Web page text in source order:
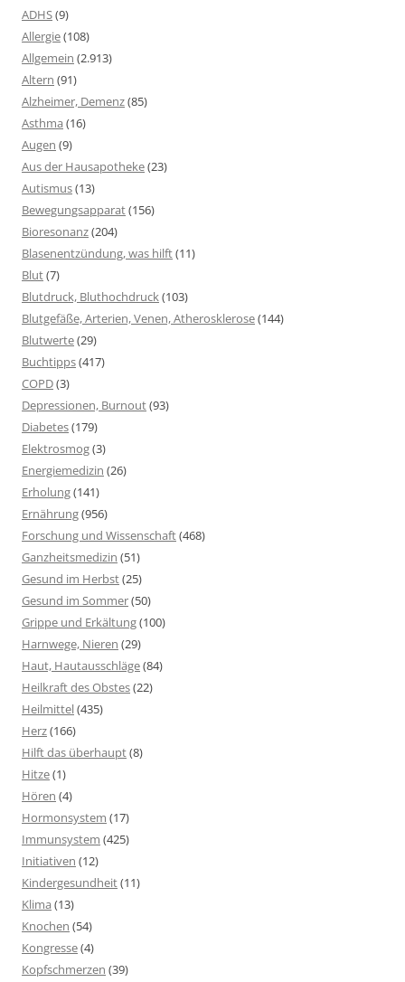
ADHS(9)
Allergie(108)
Allgemein (2.913)
Altern (91)
Alzheimer, Demenz(85)
Asthma (16)
Augen (9)
Aus der Hausapotheke(23)
Autismus(13)
Bewegungsapparat(156)
Bioresonanz(204)
Blasenentzündung, was hilft(11)
Blut(7)
Blutdruck, Bluthochdruck(103)
Blutgefäße, Arterien, Venen, Atherosklerose(144)
Blutwerte(29)
Buchtipps(417)
COPD(3)
Depressionen, Burnout(93)
Diabetes(179)
Elektrosmog(3)
Energiemedizin (26)
Erholung(141)
Ernährung(956)
Forschung und Wissenschaft(468)
Ganzheitsmedizin (51)
Gesund im Herbst(25)
Gesund im Sommer(50)
Grippe und Erkältung(100)
Harnwege, Nieren (29)
Haut, Hautausschläge(84)
Heilkraft des Obstes(22)
Heilmittel(435)
Herz(166)
Hilft das überhaupt(8)
Hitze(1)
Hören (4)
Hormonsystem (17)
Immunsystem (425)
Initiativen (12)
Kindergesundheit(11)
Klima (13)
Knochen (54)
Kongresse(4)
Kopfschmerzen (39)